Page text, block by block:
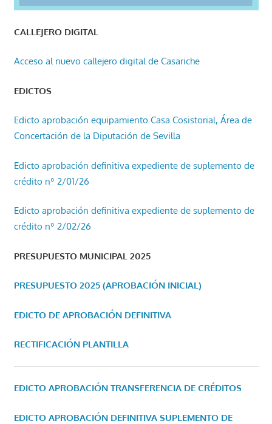
CALLEJERO DIGITAL
Acceso al nuevo callejero digital de Casariche
EDICTOS
Edicto aprobación equipamiento Casa Cosistorial, Área de
Concertación de la Diputación de Sevilla
Edicto aprobación definitiva expediente de suplemento de
crédito nº 2/01/26
Edicto aprobación definitiva expediente de suplemento de
crédito nº 2/02/26
PRESUPUESTO MUNICIPAL 2025
PRESUPUESTO 2025 (APROBACIÓN INICIAL)
EDICTO DE APROBACIÓN DEFINITIVA
RECTIFICACIÓN PLANTILLA
EDICTO APROBACIÓN TRANSFERENCIA DE CRÉDITOS
EDICTO APROBACIÓN DEFINITIVA SUPLEMENTO DE